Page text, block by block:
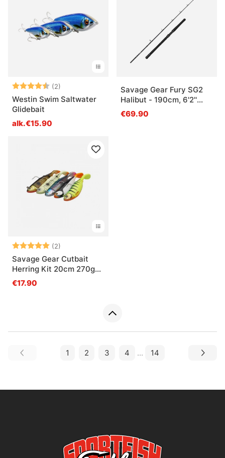
Arvio: (2)
4.5 5:sta tähdestä
Westin Swim Saltwater
Glidebait
alk.€15.90
Savage Gear Fury SG2
Halibut - 190cm, 6'2''
/40-60Lb/800g 1+1
€69.90
Arvio: (2)
Savage Gear Cutbait
Herring Kit 20cm 270g
(2018)
€17.90
1 2 3 4 ... 14